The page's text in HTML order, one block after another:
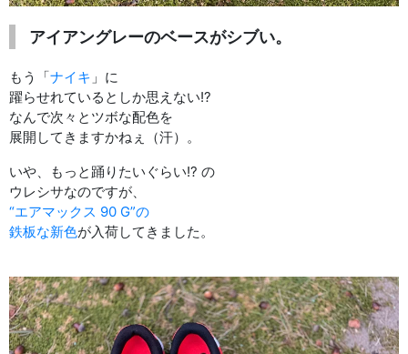
アイアングレーのベースがシブい。
もう「ナイキ 」に
躍らせれているとしか思えない!?
なんで次々とツボな配色を
展開してきますかねぇ（汗）。
いや、もっと踊りたいぐらい!? の
ウレシサなのですが、
“エアマックス 90 G”の
鉄板な新色が入荷してきました。